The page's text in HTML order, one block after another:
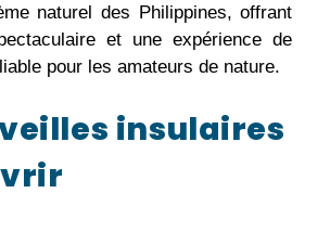
naturel des Philippines, offrant
et une expérience de
pour les amateurs de nature.
insulaires